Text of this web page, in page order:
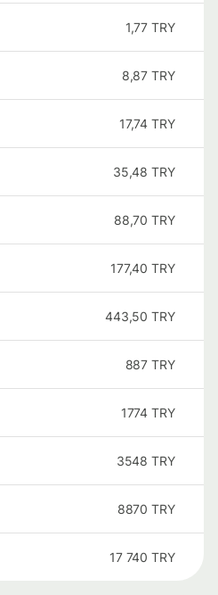
1,77 TRY
8,87 TRY
17,74 TRY
35,48 TRY
88,70 TRY
177,40 TRY
443,50 TRY
887 TRY
1774 TRY
3548 TRY
8870 TRY
17 740 TRY